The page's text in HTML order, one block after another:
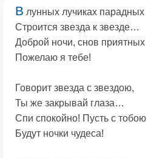
В лунных лучиках парадных
Строится звезда к звезде…
Доброй ночи, снов приятных
Пожелаю я тебе!
Говорит звезда с звездою,
Ты же закрывай глаза…
Спи спокойно! Пусть с тобою
Будут ночки чудеса!